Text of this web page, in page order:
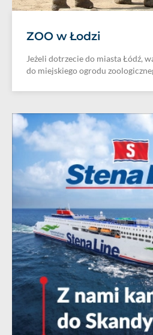
ZOO w Łodzi
Jeżeli dotrzecie do miasta Łódź,
do miejskiego ogrodu